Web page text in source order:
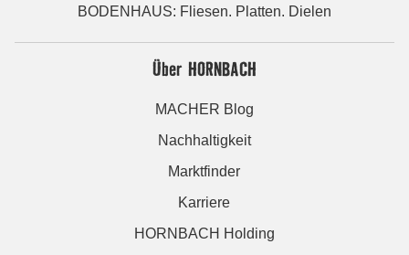
BODENHAUS: Fliesen. Platten. Dielen
Über HORNBACH
MACHER Blog
Nachhaltigkeit
Marktfinder
Karriere
HORNBACH Holding